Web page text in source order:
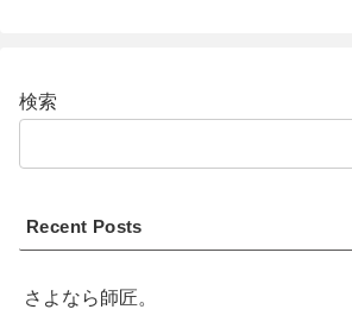
検索
Recent Posts
さよなら師匠。